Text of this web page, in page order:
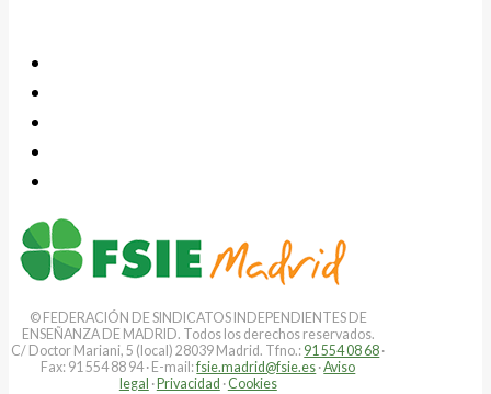
© FEDERACIÓN DE SINDICATOS INDEPENDIENTES DE
ENSEÑANZA DE MADRID. Todos los derechos reservados.
C/ Doctor Mariani, 5 (local) 28039 Madrid. Tfno.: 91 554 08 68 ·
Fax: 91 554 88 94 · E-mail:fsie.madrid@fsie.es ·Aviso
legal ·Privacidad · Cookies